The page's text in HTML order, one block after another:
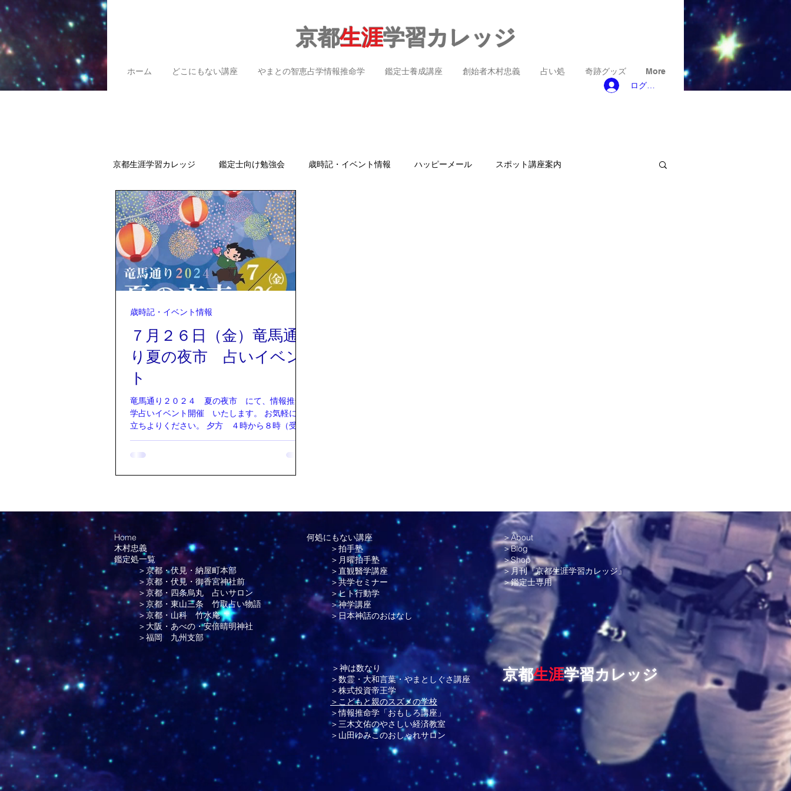
京都生涯学習カレッジ
ログイン
ホーム どこにもない講座 やまとの智恵占学情報推命学 鑑定士養成講座 創始者木村忠義 占い処 奇跡グッズ More
京都生涯学習カレッジ 鑑定士向け勉強会 歳時記・イベント情報 ハッピーメール スポット講座案内
７月２６日（金）竜馬通
り夏の夜市 占いイベン
ト
竜馬通り２０２４ 夏の夜市 にて、情報推命
学占いイベント開催 いたします。 お気軽にお
立ちよりください。 夕方 ４時から８時（受
付） １０分 半額の５００円！ 会場 ：京都生
涯学習カレッジ カムスホール 京都伏見竜馬通
歳時記・イベント情報
Home
木村忠義
鑑定処一覧
＞京都・伏見・納屋町本部
＞京都・伏見・御香宮神社前
＞京都・四条烏丸 占いサロン
＞京都・東山三条 竹取占い物語
＞京都・山科 竹水庵
＞大阪・あべの・安倍晴明神社
＞福岡 九州支部
何処にもない講座
＞拍手塾
＞月曜拍手塾
＞直観醫学講座
＞共学セミナー
＞ヒト行動学
＞神学講座
＞日本神話のおはなし
＞About
＞Blog
＞Shop
＞月刊『京都生涯学習カレッジ』
＞鑑定士専用
＞神は数なり
＞数霊・大和言葉・やまとしぐさ講座
＞株式投資帝王学
＞こどもと親のスズメの学校
＞情報推命学「おもしろ講座」
＞三木文佑のやさしい経済教室
＞山田ゆみこのおしゃれサロン
京都生涯学習カレッジ